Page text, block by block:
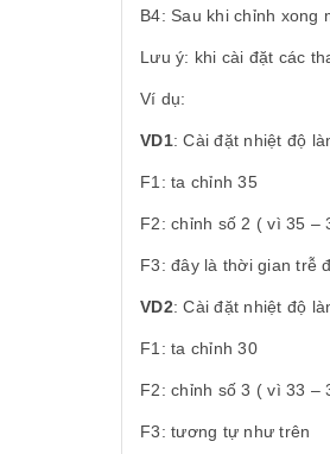
B4: Sau khi chỉnh xong
Lưu ý: khi cài đặt các
Ví dụ:
VD1: Cài đặt nhiệt độ
F1: ta chỉnh 35
F2: chỉnh số 2 ( vì 35 –
F3: đây là thời gian trễ
VD2: Cài đặt nhiệt độ
F1: ta chỉnh 30
F2: chỉnh số 3 ( vì 33 –
F3: tương tự như trên